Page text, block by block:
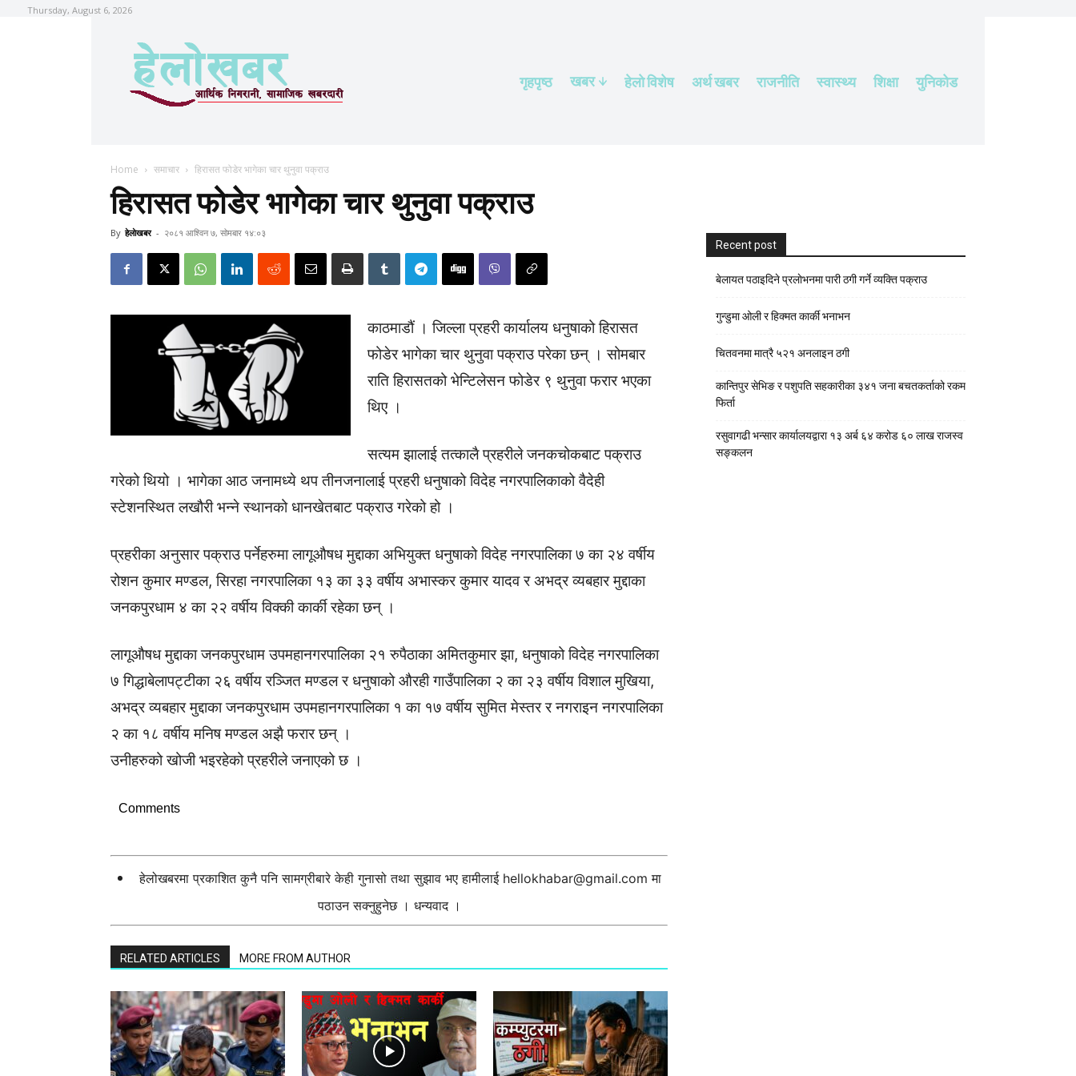
Thursday, August 6, 2026
गृहपृष्ठ खबर हेलाे विशेष अर्थ खबर राजनीति स्वास्थ्य शिक्षा युनिकोड
Home समाचार हिरासत फोडेर भागेका चार थुनुवा पक्राउ
हिरासत फोडेर भागेका चार थुनुवा पक्राउ
By हेलाेखबर - २०८१ आश्विन ७, सोमबार १४:०३
काठमाडौं । जिल्ला प्रहरी कार्यालय धनुषाको हिरासत
फोडेर भागेका चार थुनुवा पक्राउ परेका छन् । सोमबार
राति हिरासतको भेन्टिलेसन फोडेर ९ थुनुवा फरार भएका
थिए ।
सत्यम झालाई तत्कालै प्रहरीले जनकचोकबाट पक्राउ
गरेको थियो । भागेका आठ जनामध्ये थप तीनजनालाई प्रहरी धनुषाको विदेह नगरपालिकाको वैदेही
स्टेशनस्थित लखौरी भन्ने स्थानको धानखेतबाट पक्राउ गरेको हो ।
प्रहरीका अनुसार पक्राउ पर्नेहरुमा लागूऔषध मुद्दाका अभियुक्त धनुषाको विदेह नगरपालिका ७ का २४ वर्षीय
रोशन कुमार मण्डल, सिरहा नगरपालिका १३ का ३३ वर्षीय अभास्कर कुमार यादव र अभद्र व्यबहार मुद्दाका
जनकपुरधाम ४ का २२ वर्षीय विक्की कार्की रहेका छन् ।
लागूऔषध मुद्दाका जनकपुरधाम उपमहानगरपालिका २१ रुपैठाका अमितकुमार झा, धनुषाको विदेह नगरपालिका
७ गिद्धाबेलापट्टीका २६ वर्षीय रञ्जित मण्डल र धनुषाको औरही गाउँपालिका २ का २३ वर्षीय विशाल मुखिया,
अभद्र व्यबहार मुद्दाका जनकपुरधाम उपमहानगरपालिका १ का १७ वर्षीय सुमित मेस्तर र नगराइन नगरपालिका
२ का १८ वर्षीय मनिष मण्डल अझै फरार छन् ।
उनीहरुको खोजी भइरहेको प्रहरीले जनाएको छ ।
Comments
हेलोखबरमा प्रकाशित कुनै पनि सामग्रीबारे केही गुनासो तथा सुझाव भए हामीलाई hellokhabar@gmail.com मा
पठाउन सक्नुहुनेछ । धन्यवाद ।
RELATED ARTICLES MORE FROM AUTHOR
Recent post
बेलायत पठाइदिने प्रलाेभनमा पारी ठगी गर्ने व्यक्ति पक्राउ
गुन्डुमा ओली र हिक्मत कार्की भनाभन
चितवनमा मात्रै ५२१ अनलाइन ठगी
कान्तिपुर सेभिङ र पशुपति सहकारीका ३४१ जना बचतकर्ताको रकम
फिर्ता
रसुवागढी भन्सार कार्यालयद्वारा १३ अर्ब ६४ करोड ६० लाख राजस्व
सङ्कलन